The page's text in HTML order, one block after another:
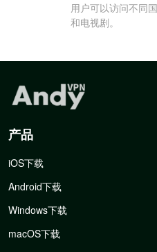
用户可以访问不同
和电视剧。
产品
iOS下载
Android下载
Windows下载
macOS下载